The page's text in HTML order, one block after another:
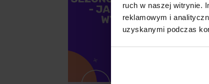
ruch w naszej witrynie.
reklamowym i
uzyskanymi podczas